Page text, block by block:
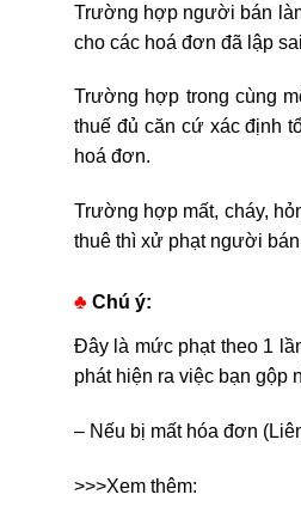
Trường hợp người bán
cho các hoá đơn đã lập
Trường hợp trong cùng
thuế đủ căn cứ xác định
hoá đơn.
Trường hợp mất, cháy,
thuê thì xử phạt người
♣ Chú ý:
Đây là mức phạt theo 1
phát hiện ra việc bạn gộp
– Nếu bị mất hóa đơn
>>>Xem thêm: